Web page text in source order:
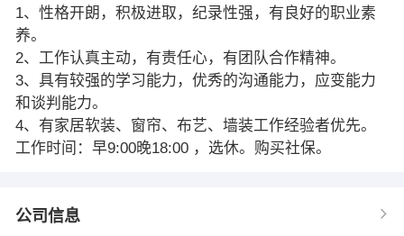
1、性格开朗，积极进取，纪录性强，有良好的职业素
养。
2、工作认真主动，有责任心，有团队合作精神。
3、具有较强的学习能力，优秀的沟通能力，应变能力
和谈判能力。
4、有家居软装、窗帘、布艺、墙装工作经验者优先。
工作时间：早9:00晚18:00 ，选休。购买社保。
公司信息